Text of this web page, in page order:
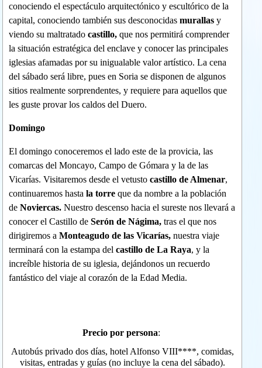
conociendo el espectáculo arquitectónico y escultórico de la
capital, conociendo también sus desconocidas murallas y
viendo su maltratado castillo, que nos permitirá comprender
la situación estratégica del enclave y conocer las principales
iglesias afamadas por su inigualable valor artístico. La cena
del sábado será libre, pues en Soria se disponen de algunos
sitios realmente sorprendentes, y requiere para aquellos que
les guste provar los caldos del Duero.
Domingo
El domingo conoceremos el lado este de la provicia, las
comarcas del Moncayo, Campo de Gómara y la de las
Vicarías. Visitaremos desde el vetusto castillo de Almenar,
continuaremos hasta la torre que da nombre a la población
de Noviercas. Nuestro descenso hacia el sureste nos llevará a
conocer el Castillo de Serón de Nágima, tras el que nos
dirigiremos a Monteagudo de las Vicarías, nuestra viaje
terminará con la estampa del castillo de La Raya, y la
increíble historia de su iglesia, dejándonos un recuerdo
fantástico del viaje al corazón de la Edad Media.
Precio por persona:
Autobús privado dos días, hotel Alfonso VIII****, comidas,
visitas, entradas y guías (no incluye la cena del sábado).